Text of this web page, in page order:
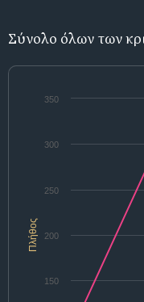
Σύνολο όλων των
Πλήθος
150
200
250
300
350